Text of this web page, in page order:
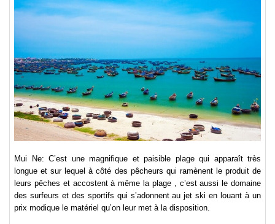
Mui Ne: C’est une magnifique et paisible plage qui apparaît très
longue et sur lequel à côté des pêcheurs qui ramènent le produit de
leurs pêches et accostent à même la plage , c’est aussi le domaine
des surfeurs et des sportifs qui s’adonnent au jet ski en louant à un
prix modique le matériel qu’on leur met à la disposition.